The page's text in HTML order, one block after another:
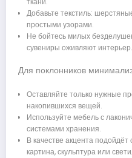
Добавьте текстиль:
простыми узорами.
Не бойтесь милых
сувениры оживляют интерьер.
Для поклонников
Оставляйте только нужные
накопившихся вещей.
Используйте мебель с
системами хранения.
В качестве акцента
картина, скульптура или